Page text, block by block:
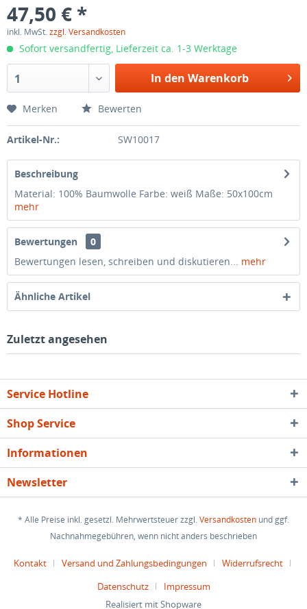
47,50 € *
inkl. MwSt.zzgl. Versandkosten
Sofort versandfertig, Lieferzeit ca. 1-3 Werktage
1 In den Warenkorb
Merken Bewerten
Artikel-Nr.: SW10017
Beschreibung
Material: 100% Baumwolle Farbe: weiß Maße: 50x100cm
mehr
Bewertungen
0
Bewertungen lesen, schreiben und diskutieren... mehr
Ähnliche Artikel
Zuletzt angesehen
Service Hotline
Shop Service
Informationen
Newsletter
* Alle Preise inkl. gesetzl. Mehrwertsteuer zzgl.Versandkosten und ggf.
Nachnahmegebühren, wenn nicht anders beschrieben
Kontakt Versand und Zahlungsbedingungen
Widerrufsrecht
Datenschutz
Impressum
Realisiert mit Shopware